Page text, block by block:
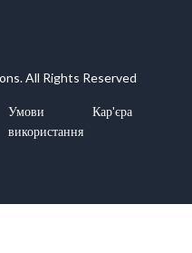
All Rights Reserved
Умови
використання
Кар'єра